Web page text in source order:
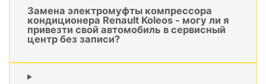
Замена электромуфты компрессора
кондиционера Renault Koleos - могу ли я
привезти свой автомобиль в сервисный
центр без записи?